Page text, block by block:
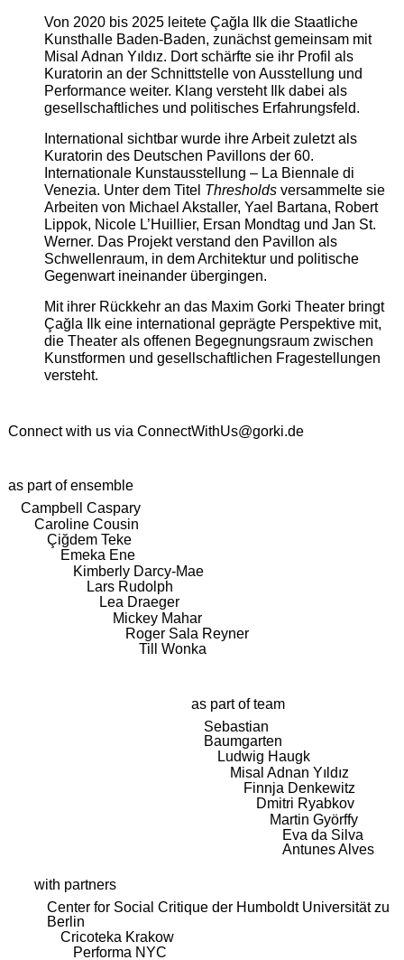
Von 2020 bis 2025 leitete Çağla Ilk die Staatliche
Kunsthalle Baden-Baden, zunächst gemeinsam mit
Misal Adnan Yıldız. Dort schärfte sie ihr Profil als
Kuratorin an der Schnittstelle von Ausstellung und
Performance weiter. Klang versteht Ilk dabei als
gesellschaftliches und politisches Erfahrungsfeld.
International sichtbar wurde ihre Arbeit zuletzt als
Kuratorin des Deutschen Pavillons der 60.
Internationale Kunstausstellung – La Biennale di
Venezia. Unter dem Titel Thresholdsversammelte sie
Arbeiten von Michael Akstaller, Yael Bartana, Robert
Lippok, Nicole L’Huillier, Ersan Mondtag und Jan St.
Werner. Das Projekt verstand den Pavillon als
Schwellenraum, in dem Architektur und politische
Gegenwart ineinander übergingen.
Mit ihrer Rückkehr an das Maxim Gorki Theater bringt
Çağla Ilk eine international geprägte Perspektive mit,
die Theater als offenen Begegnungsraum zwischen
Kunstformen und gesellschaftlichen Fragestellungen
versteht.
Connect with us via ConnectWithUs@gorki.de
as part of ensemble
Campbell Caspary
Caroline Cousin
Çiğdem Teke
Emeka Ene
Kimberly Darcy-Mae
Lars Rudolph
Lea Draeger
Mickey Mahar
Roger Sala Reyner
Till Wonka
as part of team
Sebastian
Baumgarten
Ludwig Haugk
Misal Adnan Yıldız
Finnja Denkewitz
Dmitri Ryabkov
Martin Györffy
Eva da Silva
Antunes Alves
with partners
Center for Social Critique der Humboldt Universität zu
Berlin
Cricoteka Krakow
Performa NYC